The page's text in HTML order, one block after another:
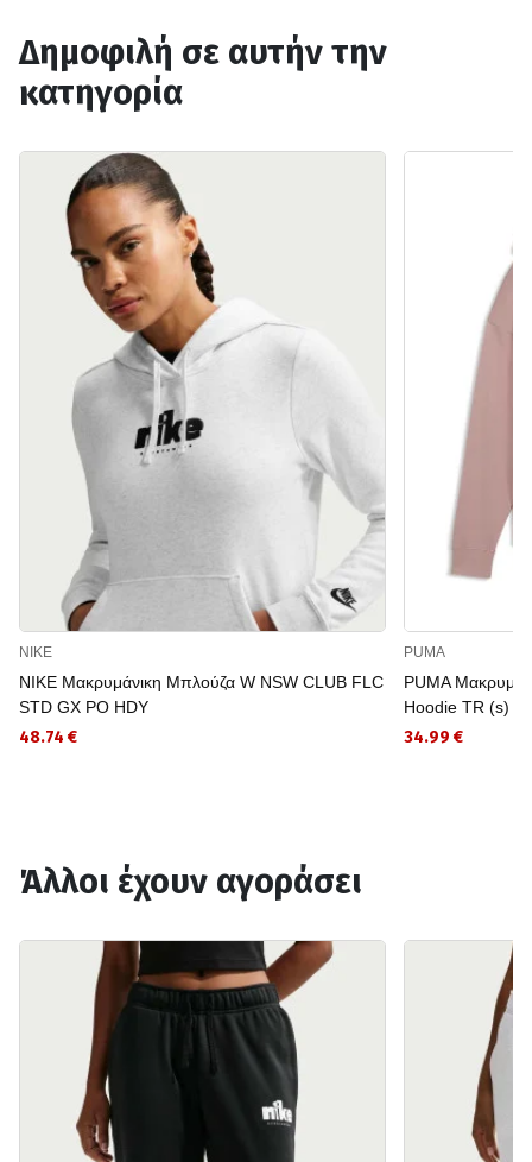
Δημοφιλή σε αυτήν την
κατηγορία
NIKE
NIKE Μακρυμάνικη Μπλούζα W NSW CLUB FLC
STD GX PO HDY
48.74 €
PUMA
PUMA
Hoodie TR (s)
34.99 €
Άλλοι έχουν αγοράσει